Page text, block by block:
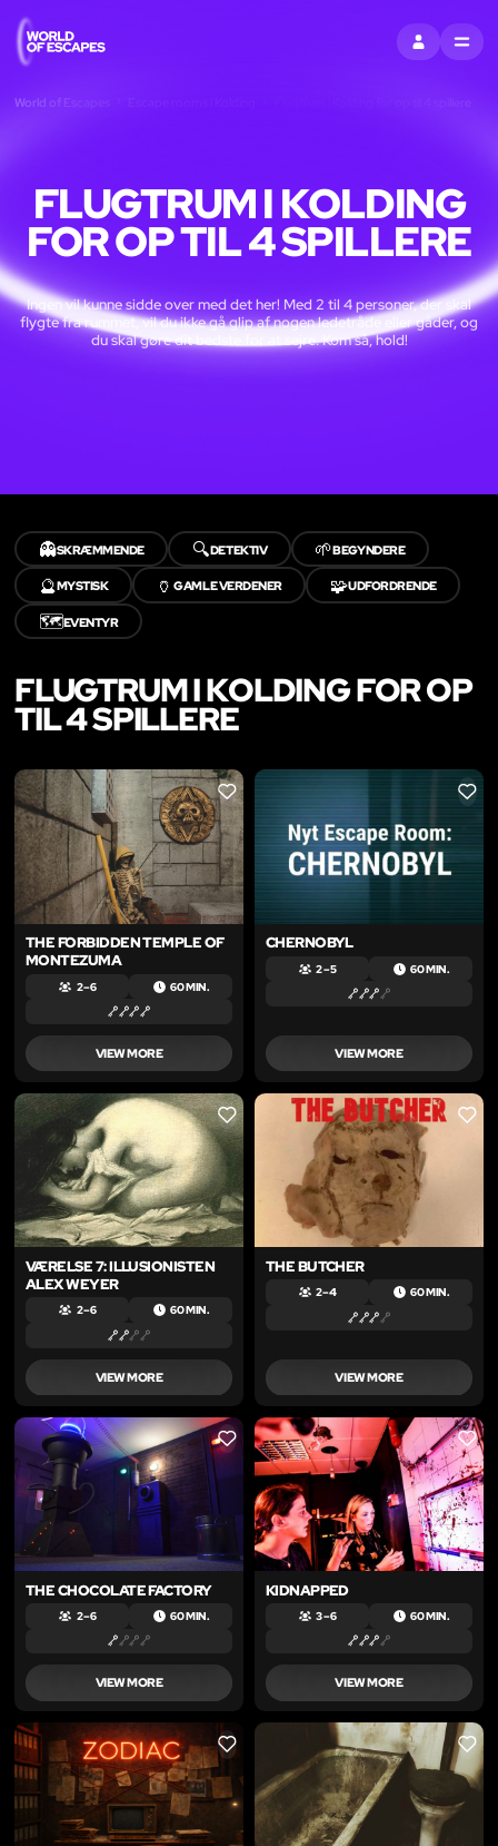
LOG INDMENU
World of Escapes Flugtrum i Kolding for op til 4 spillere
FLUGTRUM I KOLDING
FOR OP TIL 4 SPILLERE
Ingen vil kunne sidde over med det her! Med 2 til 4 personer, der skal
flygte fra rummet, vil du ikke gå glip af nogen ledetråde eller gåder, og
du skal gøre dit bedste for at sejre. Kom så, hold!
👻SKRÆMMENDE 🔍DETEKTIV 🌱BEGYNDERE
🔮MYSTISK 🏺GAMLE VERDENER 🧩UDFORDRENDE
🗺️EVENTYR
FLUGTRUM I KOLDING FOR OP
TIL 4 SPILLERE
LIKE
THE FORBIDDEN TEMPLE OF
MONTEZUMA
2 – 6 60 MIN.
VIEW MORE
LIKE
CHERNOBYL
2 – 5 60 MIN.
VIEW MORE
LIKE
VÆRELSE 7: ILLUSIONISTEN
ALEX WEYER
2 – 6 60 MIN.
VIEW MORE
LIKE
THE BUTCHER
2 – 4 60 MIN.
VIEW MORE
LIKE
THE CHOCOLATE FACTORY
2 – 6 60 MIN.
VIEW MORE
LIKE
KIDNAPPED
3 – 6 60 MIN.
VIEW MORE
LIKE LIKE